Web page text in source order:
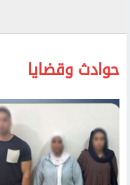
حوادث وقضايا